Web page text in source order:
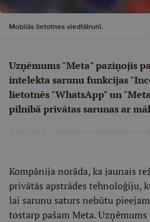
Mobilās lietotnes viedtālrunī.
Uzņēmums "Meta" paziņojis
intelekta sarunu funkcijas
lietotnēs "WhatsApp" un
pilnībā privātas sarunas ar
Kompānija norāda, ka jaunais
privātās apstrādes tehnoloģiju,
lai sarunu saturs nebūtu
tostarp pašam Meta.